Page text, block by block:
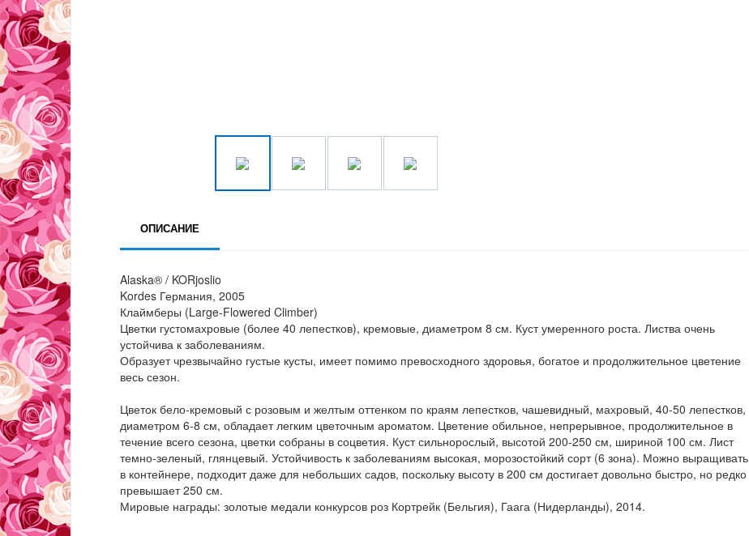
ОПИСАНИЕ
Alaska® / KORjoslio
Kordes Германия, 2005
Клаймберы (Large-Flowered Climber)
Цветки густомахровые (более 40 лепестков), кремовые, диаметром 8 см. Куст умеренного роста. Листва очень
устойчива к заболеваниям.
Образует чрезвычайно густые кусты, имеет помимо превосходного здоровья, богатое и продолжительное цветение
весь сезон.
Цветок бело-кремовый с розовым и желтым оттенком по краям лепестков, чашевидный, махровый, 40-50 лепестков,
диаметром 6-8 см, обладает легким цветочным ароматом. Цветение обильное, непрерывное, продолжительное в
течение всего сезона, цветки собраны в соцветия. Куст сильнорослый, высотой 200-250 см, шириной 100 см. Лист
темно-зеленый, глянцевый. Устойчивость к заболеваниям высокая, морозостойкий сорт (6 зона). Можно выращивать
в контейнере, подходит даже для небольших садов, поскольку высоту в 200 см достигает довольно быстро, но редко
превышает 250 см.
Мировые награды: золотые медали конкурсов роз Кортрейк (Бельгия), Гаага (Нидерланды), 2014.